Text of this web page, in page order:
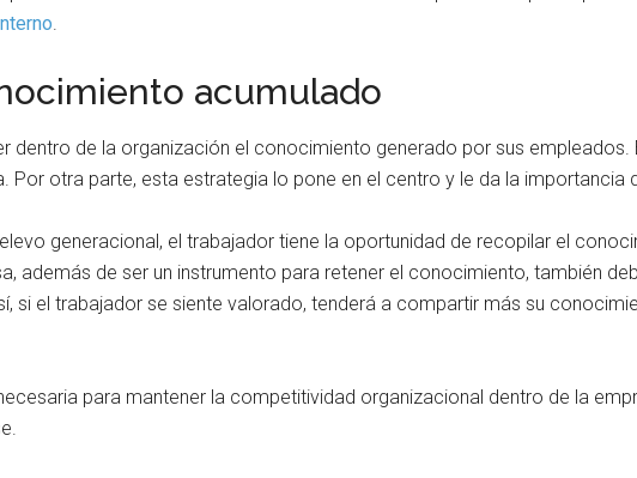
.
acumulado
dentro de la organización el conocimiento generado por sus empleados.
Por otra parte, esta estrategia lo pone en el centro y le da la importancia
generacional, el trabajador tiene la oportunidad de recopilar el
además de ser un instrumento para retener el conocimiento, también
si el trabajador se siente valorado, tenderá a compartir más su
para mantener la competitividad organizacional dentro de la